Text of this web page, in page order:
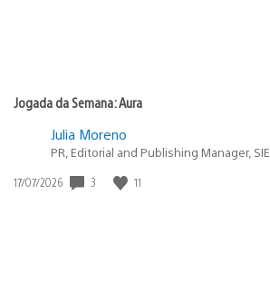
Jogada da Semana: Aura
Julia Moreno
PR, Editorial and Publishing Manager, SIE
Data
17/07/2026 3 11